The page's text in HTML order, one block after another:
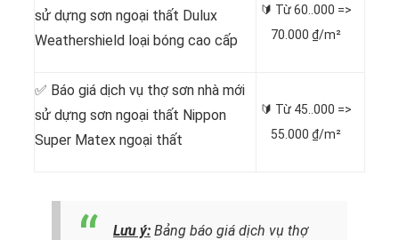
sử dựng sơn ngoại thất Dulux
Weathershield loại bóng cao cấp
🔰 Từ60..000 =>
70.000 ₫/m²
✅ Báo giá dịch vụ thợ sơn nhà mới
sử dựng sơn ngoại thất Nippon
Super Matex ngoại thất
🔰 Từ 45..000 =>
55.000 ₫/m²
Lưu ý: Bảng báo giá dịch vụ thợ